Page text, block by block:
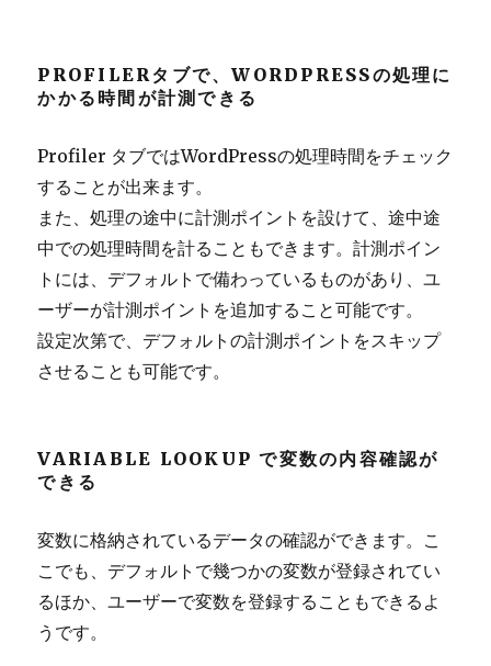
PROFILERタブで、WORDPRESSの処理に
かかる時間が計測できる
Profiler タブではWordPressの処理時間をチェック
することが出来ます。
また、処理の途中に計測ポイントを設けて、途中途
中での処理時間を計ることもできます。計測ポイン
トには、デフォルトで備わっているものがあり、ユ
ーザーが計測ポイントを追加すること可能です。
設定次第で、デフォルトの計測ポイントをスキップ
させることも可能です。
VARIABLE LOOKUP で変数の内容確認が
できる
変数に格納されているデータの確認ができます。こ
こでも、デフォルトで幾つかの変数が登録されてい
るほか、ユーザーで変数を登録することもできるよ
うです。